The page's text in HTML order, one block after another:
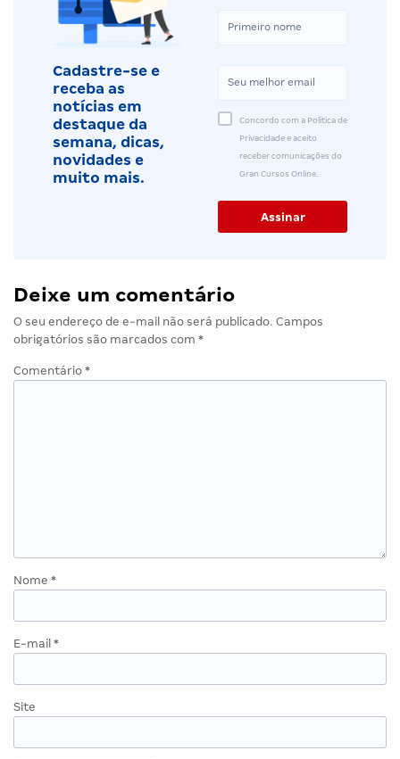
Cadastre-se e
receba as
notícias em
destaque da
semana, dicas,
novidades e
muito mais.
Concordo com a Política de
Privacidade e aceito
receber comunicações do
Gran Cursos Online.
Deixe um comentário
O seu endereço de e-mail não será publicado. Campos
obrigatórios são marcados com *
Comentário *
Nome *
E-mail *
Site